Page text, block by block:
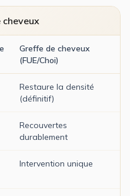
Greffe de cheveux
(FUE/Choi)
Restaure la densité
(définitif)
Recouvertes
durablement
Intervention unique